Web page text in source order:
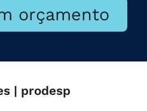
orçamento
| prodesp